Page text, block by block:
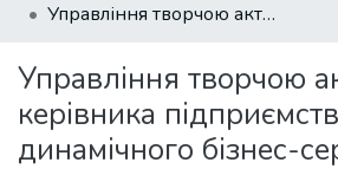
All of DSpace
Statistics
Управління творчою активністю керівника підприємства в умовах динамічного бізнес-середовища
Управління творчою
керівника
динамічного бізнес-